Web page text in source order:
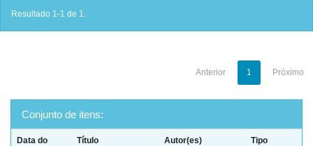
Resultado 1-1 de 1.
Anterior 1 Próximo
Conjunto de itens:
Data do
Título Autor(es) Tipo